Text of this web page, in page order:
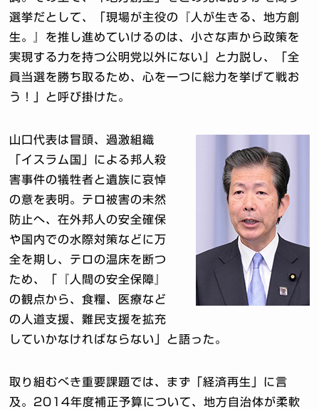
選挙だとして、「現場が主役の『人が生きる、地方創
生。』を推し進めていけるのは、小さな声から政策を
実現する力を持つ公明党以外にない」と力説し、「全
員当選を勝ち取るため、心を一つに総力を挙げて戦お
う！」と呼び掛けた。
山口代表は冒頭、過激組織
「イスラム国」による邦人殺
害事件の犠牲者と遺族に哀悼
の意を表明。テロ被害の未然
防止へ、在外邦人の安全確保
や国内での水際対策などに万
全を期し、テロの温床を断つ
ため、「『人間の安全保障』
の観点から、食糧、医療など
の人道支援、難民支援を拡充
していかなければならない」と語った。
取り組むべき重要課題では、まず「経済再生」に言
及。2014年度補正予算について、地方自治体が柔軟